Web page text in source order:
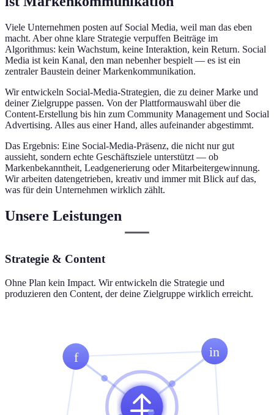
Viele Unternehmen posten auf Social Media, weil man das eben
macht. Aber ohne klare Strategie verpuffen Beiträge im
Algorithmus: kein Wachstum, keine Interaktion, kein Return. Social
Media ist kein Kanal, den man nebenher bespielt — es ist ein
zentraler Baustein deiner Markenkommunikation.
Wir entwickeln Social-Media-Strategien, die zu deiner Marke und
deiner Zielgruppe passen. Von der Plattformauswahl über die
Content-Erstellung bis hin zum Community Management und Social
Advertising. Alles aus einer Hand, alles aufeinander abgestimmt.
Das Ergebnis: Eine Social-Media-Präsenz, die nicht nur gut
aussieht, sondern echte Geschäftsziele unterstützt — ob
Markenbekanntheit, Leadgenerierung oder Mitarbeitergewinnung.
Wir arbeiten datengetrieben, kreativ und immer mit Blick auf das,
was für dein Unternehmen wirklich zählt.
Unsere Leistungen
Strategie & Content
Ohne Plan kein Impact. Wir entwickeln die Strategie und
produzieren den Content, der deine Zielgruppe wirklich erreicht.
f in